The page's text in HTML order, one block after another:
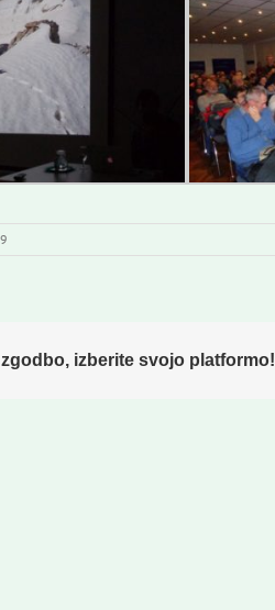
zgodbo, izberite svojo platformo!